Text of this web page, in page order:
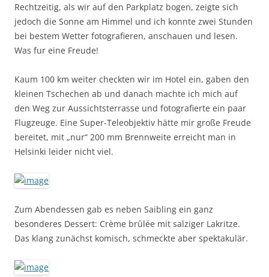
Rechtzeitig, als wir auf den Parkplatz bogen, zeigte sich
jedoch die Sonne am Himmel und ich konnte zwei Stunden
bei bestem Wetter fotografieren, anschauen und lesen.
Was fur eine Freude!
Kaum 100 km weiter checkten wir im Hotel ein, gaben den
kleinen Tschechen ab und danach machte ich mich auf
den Weg zur Aussichtsterrasse und fotografierte ein paar
Flugzeuge. Eine Super-Teleobjektiv hätte mir große Freude
bereitet, mit „nur“ 200 mm Brennweite erreicht man in
Helsinki leider nicht viel.
Zum Abendessen gab es neben Saibling ein ganz
besonderes Dessert: Crème brûlée mit salziger Lakritze.
Das klang zunächst komisch, schmeckte aber spektakulär.